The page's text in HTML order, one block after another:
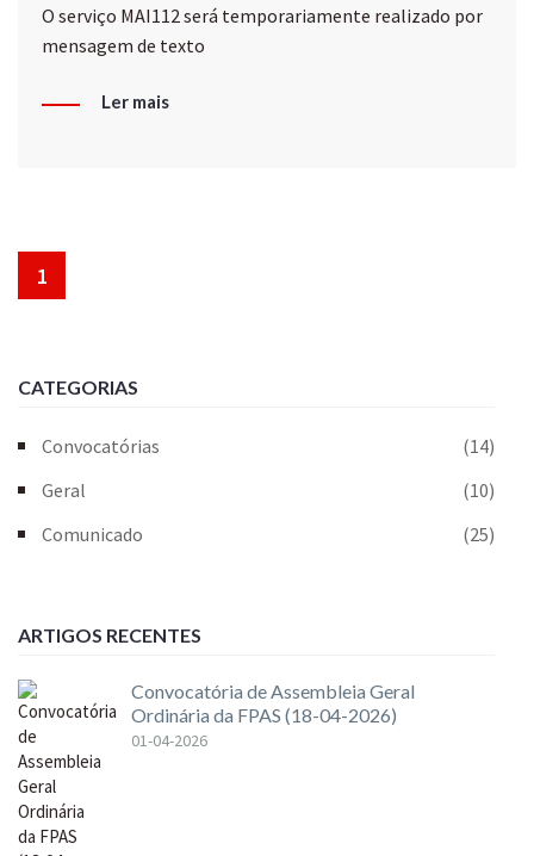
O serviço MAI112 será temporariamente realizado por
mensagem de texto
Ler mais
1
CATEGORIAS
Convocatórias
(14)
Geral
(10)
Comunicado
(25)
ARTIGOS RECENTES
Convocatória de Assembleia Geral
Ordinária da FPAS (18-04-2026)
01-04-2026